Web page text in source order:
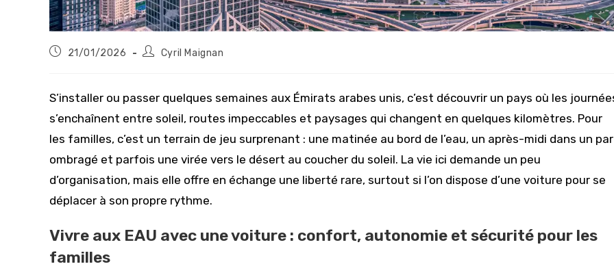
Publication
21/01/2026
Auteur/autrice
Cyril Maignan
S’installer ou passer quelques semaines aux Émirats arabes unis, c’est découvrir un pays où les
s’enchaînent entre soleil, routes impeccables et paysages qui changent en quelques kilomètres. Pour
les familles, c’est un terrain de jeu surprenant : une matinée au bord de l’eau, un après-midi dans un
ombragé et parfois une virée vers le désert au coucher du soleil. La vie ici demande un peu
d’organisation, mais elle offre en échange une liberté rare, surtout si l’on dispose d’une voiture pour se
déplacer à son propre rythme.
Vivre aux EAU avec une voiture : confort, autonomie et sécurité pour les
familles